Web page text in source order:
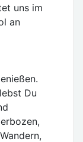
uns im
an
Du